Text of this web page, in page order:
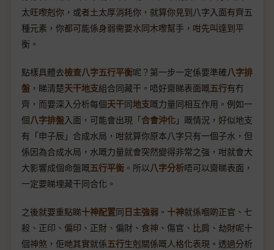
太旺嚟剋你，或者土太厚消耗你，就算你見到八字入面有齊五
種元素，你都可能係身弱需要水同木嚟幫手，咁先叫達到平
衡。
點樣具體去檢查八字五行平衡呢？第一步一定係要準確八字排
盤 ，睇清楚天干地支組合同藏干。唔好齋睇表面嘅五行有冇
齊，而要深入分析每個天干同地支嘅力量同相互作用。例如一
個八字排盤入面，可能會出現「合會沖化 」嘅情況，好似地支
有「申子辰」合成水局，咁就算你原本八字只有一個子水，但
係因為合成水局，水嘅力量就會突然變得非常之強，咁就會大
大影響成個命盤嘅五行平衡 。所以八字分析唔可以齋睇表面，
一定要睇埋藏干同合化。
之後就要重點睇十神配置同日主強弱 。 十神就係嗰啲正官、七
殺、正印、偏印、正財、偏財、食神、傷官、比肩、劫財呢十
個神煞，佢哋其實就係五行生剋關係嘅人格化表現。透過分析